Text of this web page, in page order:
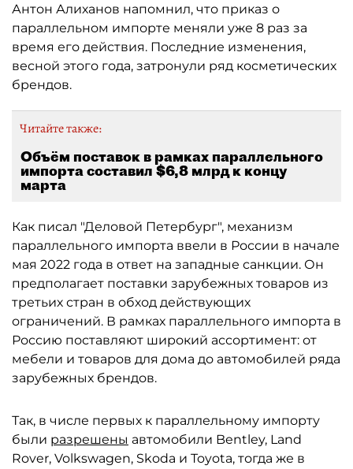
Антон Алиханов напомнил, что приказ о
параллельном импорте меняли ‌‌‌‌уже ​​‌​‌‌​‍‌‌‌‌​​‌‌​​‌‍‌‌‌‌​​‌‌‌‌​‍‌‌‌‌​​​​‌‌‌‍‌‌‌‌‌​​​‌​‌‍‌‌‌‌‌​​​‌​‌‍‌‌‌‌​‌‌​‌‌​‍‌‌‌‌​​‌‌​​‌‍‌‌‌‌​​‌‌‌‌​‍‌‌‌‌​​​​‌‌‌‍‌‌‌‌‌​‌​​‌​‍‌‌‌‌​‌‌‌‌​​‍‌‌‌‌​​‌​‌‌‌‍‌‌‌‌​​​‌​‌​‍‌‌‌‌​​‌‌​​​‍‌‌‌‌​​​‌​‌​‍‌‌‌‌​​‌‌​‌​‍‌‌‌‌​​​‌​​‌‍‌‌‌‌​​​‌‌​​‍‌‌‌‌​​‌​‌​​‍‌‌‌‌​​​​‌‌​8 раз за
время его действия. Последние изменения,
весной этого года, затронули ряд косметических
брендов.
Читайте также:
Объём поставок в рамках параллельного
импорта составил $6,8 млрд к концу
марта
Как писал "Деловой Петербург", механизм
параллельного импорта ввели в России в начале
мая 2022 года в ответ на западные санкции. Он
предполагает поставки зарубежных товаров из
третьих стран в обход действующих
ограничений. В рамках параллельного импорта в
Россию поставляют широкий ассортимент: от
мебели и товаров для дома до автомобилей ряда
зарубежных брендов.
Так, в числе первых к параллельному импорту
были разрешены автомобили Bentley, Land
Rover, Volkswagen, Skoda и Toyota, тогда же в